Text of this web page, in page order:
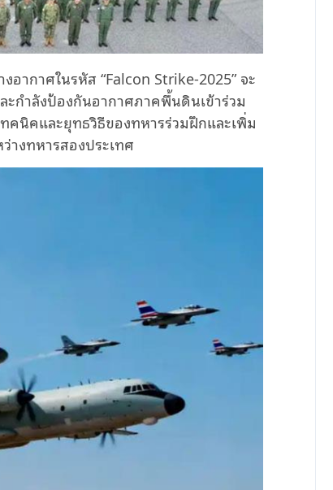
ากาศในรหัส “Falcon Strike-2025” จะ
กำลังป้องกันอากาศภาคพื้นดินเข้าร่วม
นิคและยุทธวิธีของทหารร่วมฝึกและเพิ่ม
างทหารสองประเทศ